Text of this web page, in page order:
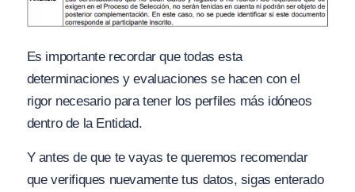
Es importante recordar que todas esta
determinaciones y evaluaciones se hacen con el
rigor necesario para tener los perfiles más idóneos
dentro de la Entidad.
Y antes de que te vayas te queremos recomendar
que verifiques nuevamente tus datos, sigas enterado